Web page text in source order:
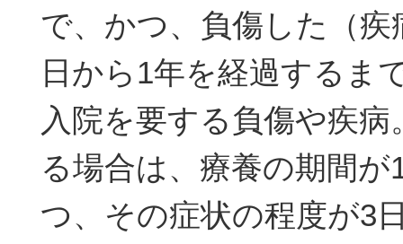
で、かつ、負傷した（
日から1年を経過するま
入院を要する負傷や疾
る場合は、療養の期間
つ、その症状の程度が3